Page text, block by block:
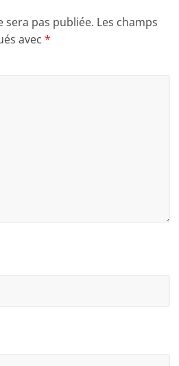
sera pas publiée. Les champs
avec*